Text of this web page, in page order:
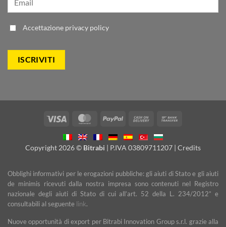
Accettazione privacy policy
Visa MasterCardPayPal
Cash
Delivery
Copyright 2026 © Bitrabi | P.IVA 03809711207 | Credits
Obblighi informativi per le erogazioni pubbliche: gli aiuti di Stato e gli aiuti
de minimis ricevuti dalla nostra impresa sono contenuti nel Registro
nazionale degli aiuti di Stato di cui all’art. 52 della L. 234/2012” e
consultabili al seguente link.
Nuove opportunità di export per Bitrabi Innovation Group s.r.l. grazie alla